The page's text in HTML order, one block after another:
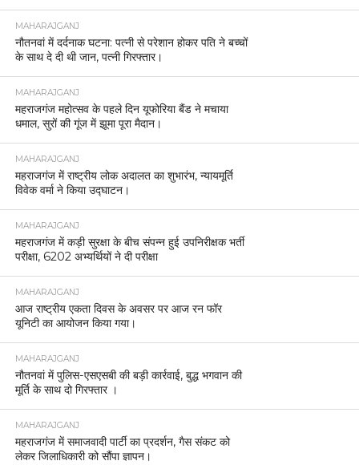
MAHARAJGANJ
नौतनवां में दर्दनाक घटना: पत्नी से परेशान होकर पति ने बच्चों
के साथ दे दी थी जान, पत्नी गिरफ्तार।
MAHARAJGANJ
महराजगंज महोत्सव के पहले दिन यूफोरिया बैंड ने मचाया
धमाल, सुरों की गूंज में झूमा पूरा मैदान।
MAHARAJGANJ
महराजगंज में राष्ट्रीय लोक अदालत का शुभारंभ, न्यायमूर्ति
विवेक वर्मा ने किया उद्घाटन।
MAHARAJGANJ
महराजगंज में कड़ी सुरक्षा के बीच संपन्न हुई उपनिरीक्षक भर्ती
परीक्षा, 6202 अभ्यर्थियों ने दी परीक्षा
MAHARAJGANJ
आज राष्ट्रीय एकता दिवस के अवसर पर आज रन फॉर
यूनिटी का आयोजन किया गया।
MAHARAJGANJ
नौतनवां में पुलिस-एसएसबी की बड़ी कार्रवाई, बुद्ध भगवान की
मूर्ति के साथ दो गिरफ्तार ।
MAHARAJGANJ
महराजगंज में समाजवादी पार्टी का प्रदर्शन, गैस संकट को
लेकर जिलाधिकारी को सौंपा ज्ञापन।